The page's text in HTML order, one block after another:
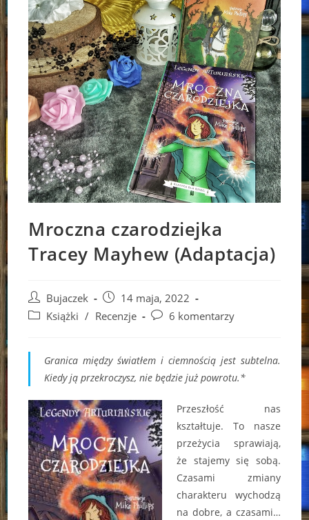
Mroczna czarodziejka
Tracey Mayhew (Adaptacja)
Post
author:
Bujaczek
Post
published:
14 maja, 2022
PostKsiążki / Recenzje
Post6 komentarzy
Granica między światłem i ciemnością jest subtelna.
Kiedy ją przekroczysz, nie będzie już powrotu.*
Przeszłość nas
kształtuje. To nasze
przeżycia sprawiają,
że stajemy się sobą.
Czasami zmiany
charakteru wychodzą
na dobre, a czasami…